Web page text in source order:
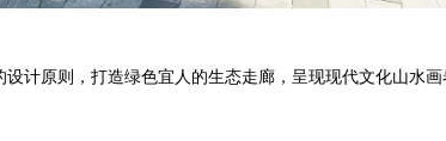
计原则，打造绿色宜人的生态走廊，呈现现代文化山水